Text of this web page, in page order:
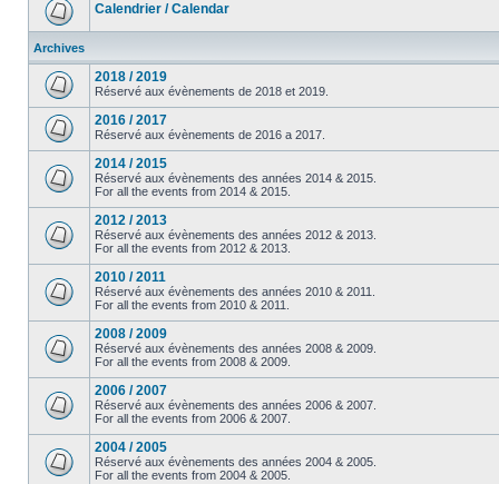
Calendrier / Calendar
Archives
2018 / 2019
Réservé aux évènements de 2018 et 2019.
2016 / 2017
Réservé aux évènements de 2016 a 2017.
2014 / 2015
Réservé aux évènements des années 2014 & 2015.
For all the events from 2014 & 2015.
2012 / 2013
Réservé aux évènements des années 2012 & 2013.
For all the events from 2012 & 2013.
2010 / 2011
Réservé aux évènements des années 2010 & 2011.
For all the events from 2010 & 2011.
2008 / 2009
Réservé aux évènements des années 2008 & 2009.
For all the events from 2008 & 2009.
2006 / 2007
Réservé aux évènements des années 2006 & 2007.
For all the events from 2006 & 2007.
2004 / 2005
Réservé aux évènements des années 2004 & 2005.
For all the events from 2004 & 2005.